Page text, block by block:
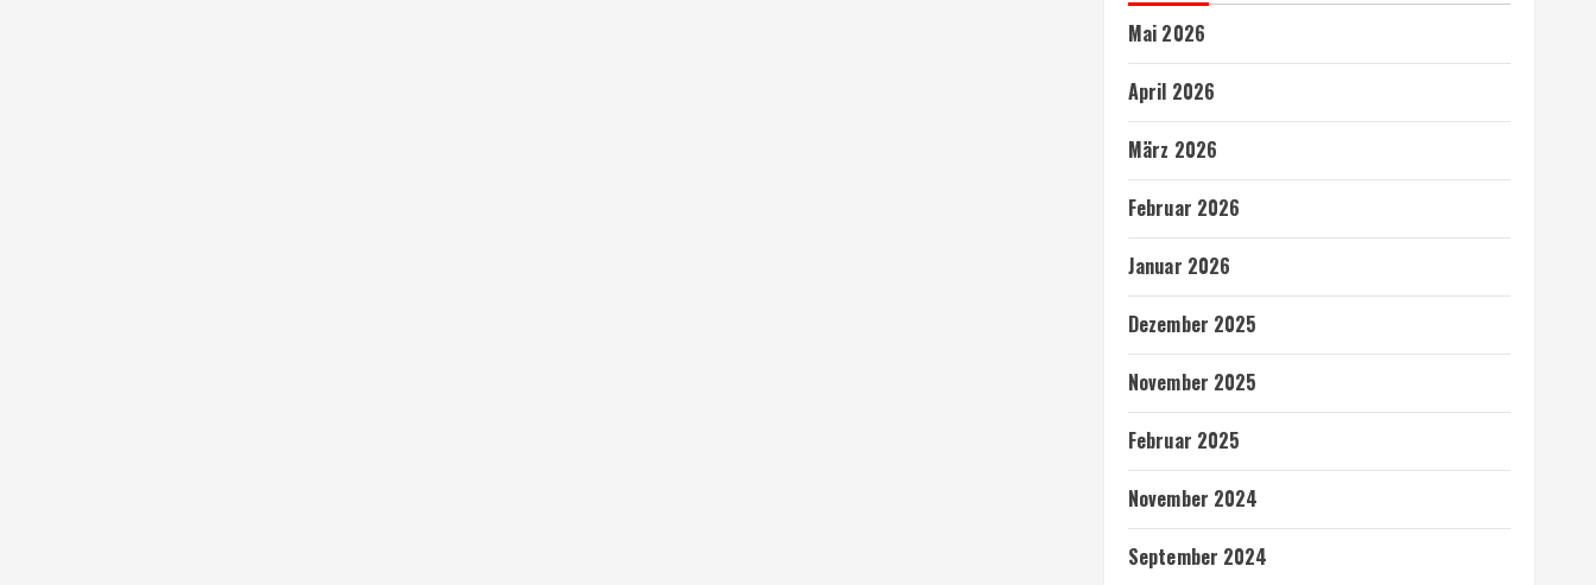
Mai 2026
April 2026
März 2026
Februar 2026
Januar 2026
Dezember 2025
November 2025
Februar 2025
November 2024
September 2024